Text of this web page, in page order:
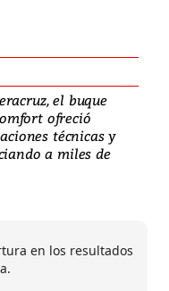
el buque
ofreció
técnicas y
a miles de
en los resultados